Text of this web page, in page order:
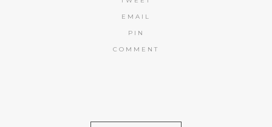
EMAIL
PIN
COMMENT